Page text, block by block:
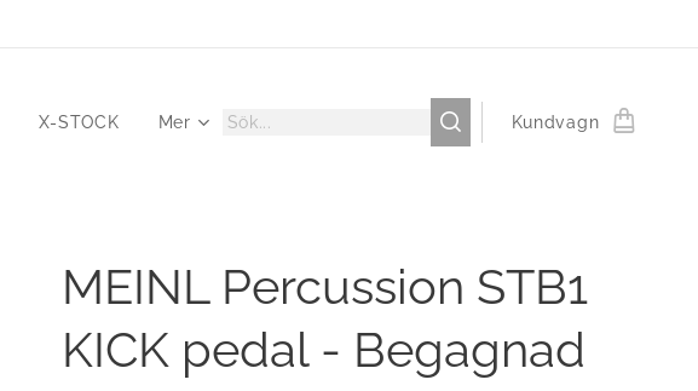
X-STOCK Mer Kundvagn
MEINL Percussion STB1
KICK pedal - Begagnad